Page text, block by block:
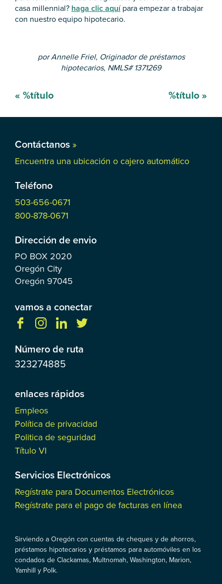
casa millennial? haga clic aquípara empezar a trabajar
con nuestro equipo hipotecario.
por Annelle Friel, Originador de préstamos
hipotecarios, NMLS# 1371269
Mensaje
navegación
« %título %título »
Contáctanos »
Encuentra una ubicación o cajero automático
Teléfono
503-656-0671
800-878-0671
Dirección de envio
PO BOX 2020
Oregón City
Oregón 97045
vamos a conectar
Número de ruta
323274885
enlaces rápidos
Empleos
Política de privacidad
Politica de seguridad
Título VI
Servicios Electrónicos
Regístrate para Documentos Electrónicos
Regístrate para el pago de facturas en línea
Sirviendo a Oregón con cuentas de cheques y de ahorros,
préstamos hipotecarios y préstamos para automóviles en los
condados de Clackamas, Multnomah, Washington, Marion,
Yamhill y Polk.